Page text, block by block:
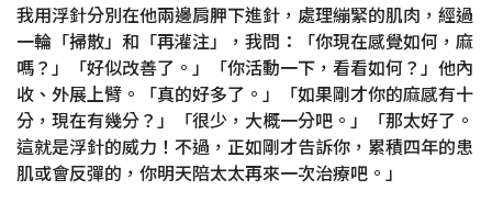
我用浮針分別在他兩邊肩胛下進針，處理繃緊的肌肉，經過
一輪「掃散」和「再灌注」，我問：「你現在感覺如何，麻
嗎？」「好似改善了。」「你活動一下，看看如何？」他內
收、外展上臂。「真的好多了。」「如果剛才你的麻感有十
分，現在有幾分？」「很少，大概一分吧。」「那太好了。
這就是浮針的威力！不過，正如剛才告訴你，累積四年的患
肌或會反彈的，你明天陪太太再來一次治療吧。」